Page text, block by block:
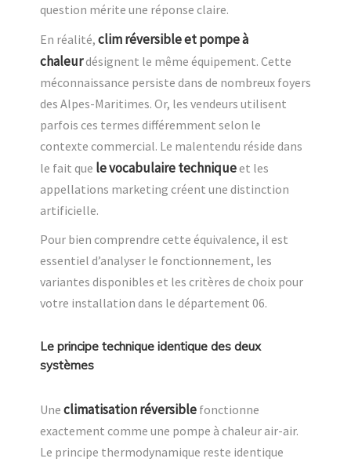
question mérite une réponse claire.
En réalité, clim réversible et pompe à
chaleurdésignent le même équipement. Cette
méconnaissance persiste dans de nombreux foyers
des Alpes-Maritimes. Or, les vendeurs utilisent
parfois ces termes différemment selon le
contexte commercial. Le malentendu réside dans
le fait que le vocabulaire techniqueet les
appellations marketing créent une distinction
artificielle.
Pour bien comprendre cette équivalence, il est
essentiel d’analyser le fonctionnement, les
variantes disponibles et les critères de choix pour
votre installation dans le département 06.
Le principe technique identique des deux
systèmes
Une climatisation réversible fonctionne
exactement comme une pompe à chaleur air-air.
Le principe thermodynamique reste identique